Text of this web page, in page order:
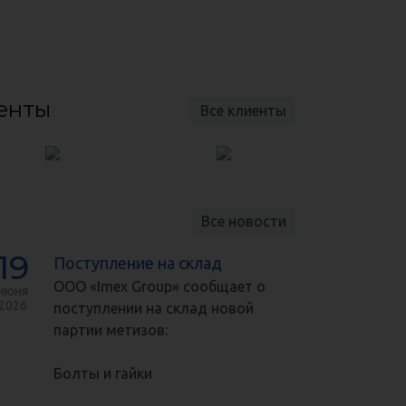
Все клиенты
Все новости
Поступление на склад
ООО «Imex Group» сообщает о
поступлении на склад новой
партии метизов:
Болты и гайки